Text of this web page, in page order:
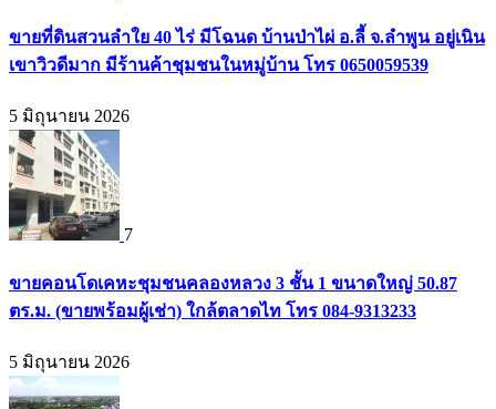
ขายที่ดินสวนลำใย 40 ไร่ มีโฉนด บ้านป่าไผ่ อ.ลี้ จ.ลำพูน อยู่เนิน
เขาวิวดีมาก มีร้านค้าชุมชนในหมู่บ้าน โทร 0650059539
5 มิถุนายน 2026
7
ขายคอนโดเคหะชุมชนคลองหลวง 3 ชั้น 1 ขนาดใหญ่ 50.87
ตร.ม. (ขายพร้อมผู้เช่า) ใกล้ตลาดไท โทร 084-9313233
5 มิถุนายน 2026